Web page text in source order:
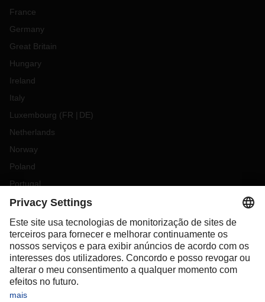
France
Germany
Great Britain
Hungary
Ireland
Italy
Luxembourg (FR DE)
Netherlands
Norway
Poland
Portugal
Romania
Slovakia
Spain
Sweden
Switzerland(DE FR)
Turkey